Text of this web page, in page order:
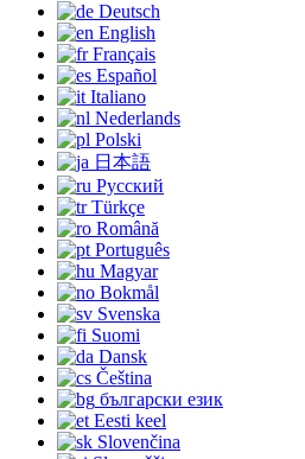
Deutsch
English
Français
Español
Italiano
Nederlands
Polski
日本語
Русский
Türkçe
Română
Português
Magyar
Bokmål
Svenska
Suomi
Dansk
Čeština
български език
Eesti keel
Slovenčina